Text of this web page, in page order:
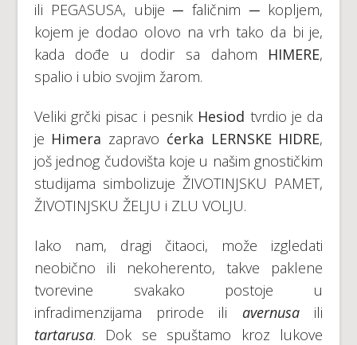
ili PEGASUSA, ubije ─ faličnim ─ kopljem,
kojem je dodao olovo na vrh tako da bi je,
kada dođe u dodir sa dahom HIMERE,
spalio i ubio svojim žarom.
Veliki grčki pisac i pesnik Hesiod tvrdio je da
je Himera zapravo ćerka LERNSKE HIDRE,
još jednog čudovišta koje u našim gnostičkim
studijama simbolizuje ŽIVOTINJSKU PAMET,
ŽIVOTINJSKU ŽELJU i ZLU VOLJU.
Iako nam, dragi čitaoci, može izgledati
neobično ili nekoherento, takve paklene
tvorevine svakako postoje u
infradimenzijama prirode ili avernusaili
tartarusa. Dok se spuštamo kroz lukove